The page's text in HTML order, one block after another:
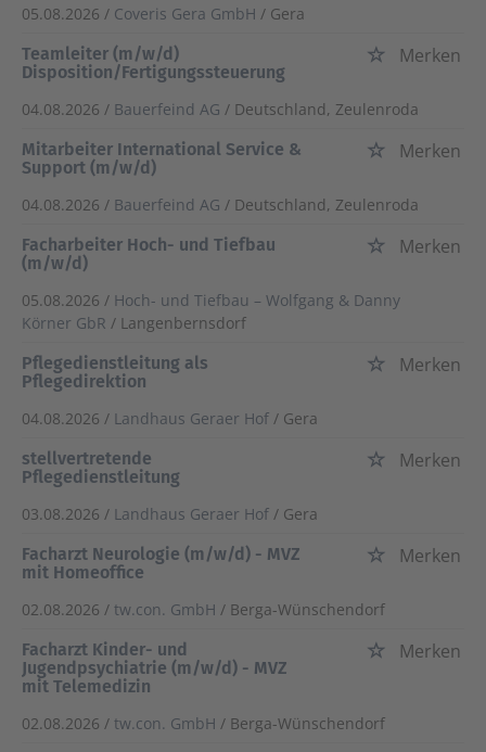
05.08.2026 / Coveris Gera GmbH / Gera
Teamleiter (m/w/d)
Disposition/Fertigungssteuerung
Merken
04.08.2026 / Bauerfeind AG / Deutschland, Zeulenroda
Mitarbeiter International Service &
Support (m/w/d)
Merken
04.08.2026 / Bauerfeind AG / Deutschland, Zeulenroda
Facharbeiter Hoch- und Tiefbau
(m/w/d)
Merken
05.08.2026 / Hoch- und Tiefbau – Wolfgang & Danny
Körner GbR / Langenbernsdorf
Pflegedienstleitung als
Pflegedirektion
Merken
04.08.2026 / Landhaus Geraer Hof / Gera
stellvertretende
Pflegedienstleitung
Merken
03.08.2026 / Landhaus Geraer Hof / Gera
Facharzt Neurologie (m/w/d) - MVZ
mit Homeoffice
Merken
02.08.2026 / tw.con. GmbH / Berga-Wünschendorf
Facharzt Kinder- und
Jugendpsychiatrie (m/w/d) - MVZ
mit Telemedizin
Merken
02.08.2026 / tw.con. GmbH / Berga-Wünschendorf